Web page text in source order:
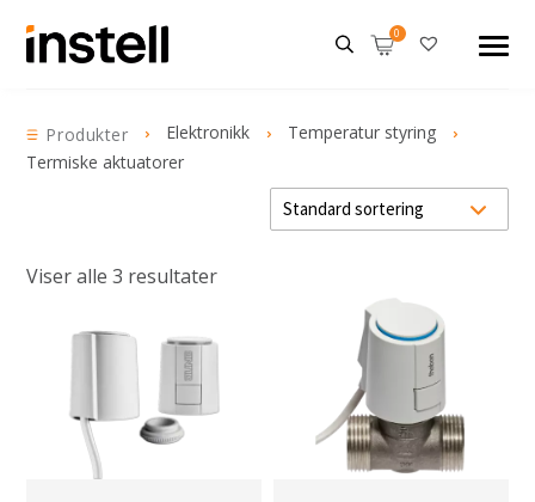
Produkter Elektronikk
Temperatur styring
Termiske aktuatorer
Viser alle 3 resultater